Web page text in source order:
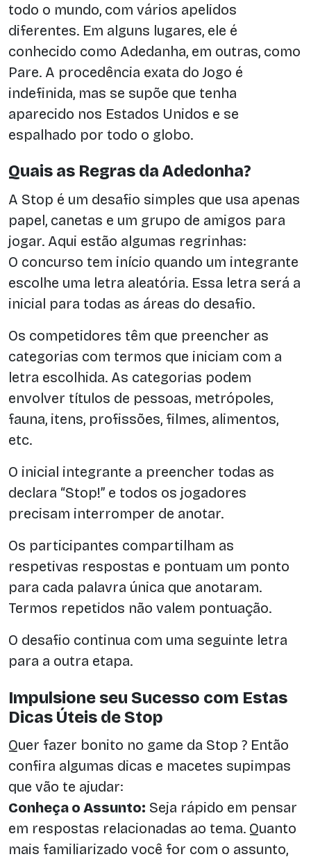
todo o mundo, com vários apelidos
diferentes. Em alguns lugares, ele é
conhecido como Adedanha, em outras, como
Pare. A procedência exata do Jogo é
indefinida, mas se supõe que tenha
aparecido nos Estados Unidos e se
espalhado por todo o globo.
Quais as Regras da Adedonha?
A Stop é um desafio simples que usa apenas
papel, canetas e um grupo de amigos para
jogar. Aqui estão algumas regrinhas:
O concurso tem início quando um integrante
escolhe uma letra aleatória. Essa letra será a
inicial para todas as áreas do desafio.
Os competidores têm que preencher as
categorias com termos que iniciam com a
letra escolhida. As categorias podem
envolver títulos de pessoas, metrópoles,
fauna, itens, profissões, filmes, alimentos,
etc.
O inicial integrante a preencher todas as
declara “Stop!” e todos os jogadores
precisam interromper de anotar.
Os participantes compartilham as
respetivas respostas e pontuam um ponto
para cada palavra única que anotaram.
Termos repetidos não valem pontuação.
O desafio continua com uma seguinte letra
para a outra etapa.
Impulsione seu Sucesso com Estas
Dicas Úteis de Stop
Quer fazer bonito no game da Stop ? Então
confira algumas dicas e macetes supimpas
que vão te ajudar:
Conheça o Assunto: Seja rápido em pensar
em respostas relacionadas ao tema. Quanto
mais familiarizado você for com o assunto,